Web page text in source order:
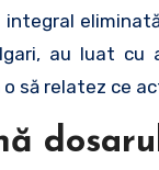
integral
au luat cu
să relatez ce